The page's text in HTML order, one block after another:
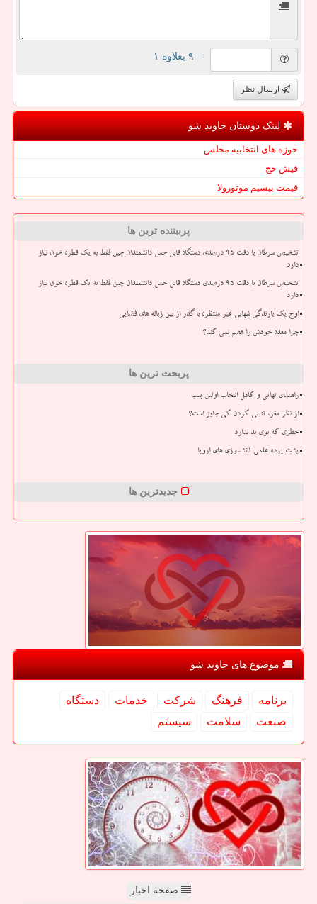
= ۹ بعلاوه ۱
ارسال نظر
لینک دوستان جاوید شو
حوزه های انتخابیه مجلس
فیش حج
قیمت بیسیم موتورولا
پربیننده ترین ها
تشخیص سرطان با دقت ۹۵ درصدی دستگاه قابل حمل دانشمندان چین فقط به یک قطره خون نیاز
دارد
تشخیص سرطان با دقت ۹۵ درصدی دستگاه قابل حمل دانشمندان چین فقط به یک قطره خون نیاز
دارد
اوج یک بارندگی شهابی غیر منتظره با گذر از بین زباله های فضایی
چرا معده خودش را هضم نمی کند؟
پربحث ترین ها
راهنمای نهایی و کامل انتخاب اولین پیپ
از نظر مغز، تنبلی کردن کی جایز است؟
خطری که بوی بد ندارد
پشت پرده علمی آتشسوزی های اروپا
جدیدترین ها
موضوع های جاوید شو
برنامه فرهنگ شركت خدمات
دستگاه
صنعت
سلامت سیستم
صفحه اخبار